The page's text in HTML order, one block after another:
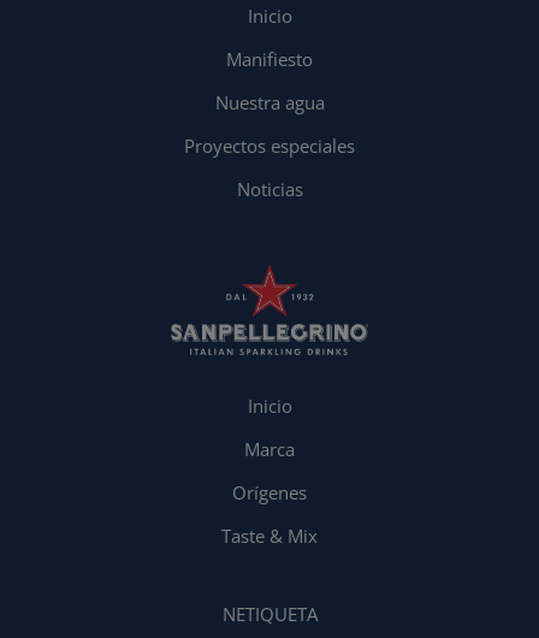
Inicio
Manifiesto
Nuestra agua
Proyectos especiales
Noticias
Inicio
Marca
Orígenes
Taste & Mix
NETIQUETA